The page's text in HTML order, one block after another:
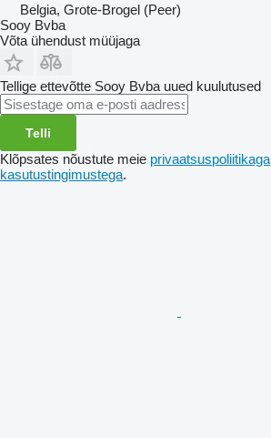
Belgia, Grote-Brogel (Peer)
Sooy Bvba
Võta ühendust müüjaga
Tellige ettevõtte Sooy Bvba uued kuulutused
Telli
Klõpsates nõustute meie privaatsuspoliitikaga
kasutustingimustega.